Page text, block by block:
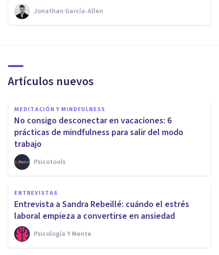
Jonathan García-Allen
Artículos nuevos
MEDITACIÓN Y MINDFULNESS
No consigo desconectar en vacaciones: 6
prácticas de mindfulness para salir del modo
trabajo
Psicotools
ENTREVISTAS
Entrevista a Sandra Rebeillé: cuándo el estrés
laboral empieza a convertirse en ansiedad
Psicología Y Mente